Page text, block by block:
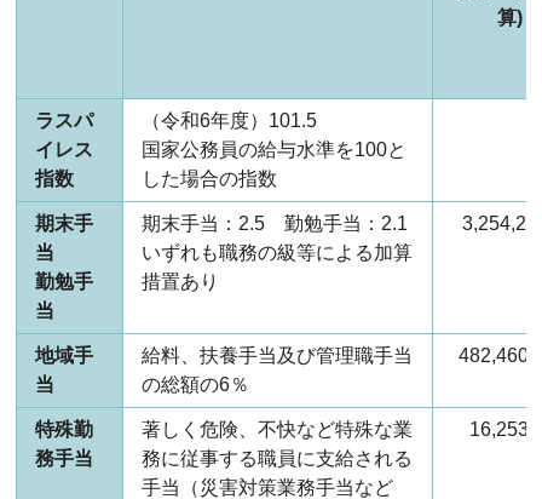
算)
ラスパ
イレス
指数
（令和6年度）101.5
国家公務員の給与水準を100と
した場合の指数
期末手
当
勤勉手
当
期末手当：2.5 勤勉手当：2.1
いずれも職務の級等による加算
措置あり
地域手
当
給料、扶養手当及び管理職手当
の総額の6％
482,460
特殊勤
務手当
著しく危険、不快など特殊な業
務に従事する職員に支給される
手当（災害対策業務手当など
16,253